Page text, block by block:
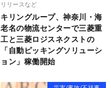
リリースなど
キリングループ、神奈川・海
老名の物流センターで三菱重
工と三菱ロジスネクストの
「自動ピッキングソリューシ
ョン」稼働開始